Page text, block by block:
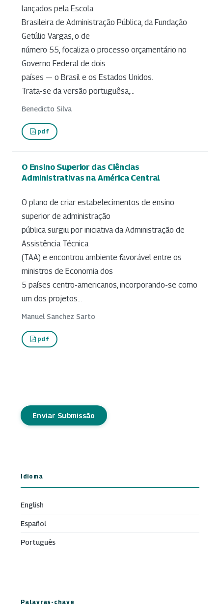
lançados pela Escola
Brasileira de Administração Pública, da Fundação
Getúlio Vargas, o de
número 55, focaliza o processo orçamentário no
Governo Federal de dois
países — o Brasil e os Estados Unidos.
Trata-se da versão portuguêsa,...
Benedicto Silva
pdf
O Ensino Superior das Ciências
Administrativas na América Central
O plano de criar estabelecimentos de ensino
superior de administração
pública surgiu por iniciativa da Administração de
Assistência Técnica
(TAA) e encontrou ambiente favorável entre os
ministros de Economia dos
5 países centro-americanos, incorporando-se como
um dos projetos...
Manuel Sanchez Sarto
pdf
Enviar Submissão
Idioma
English
Español
Português
Palavras-chave